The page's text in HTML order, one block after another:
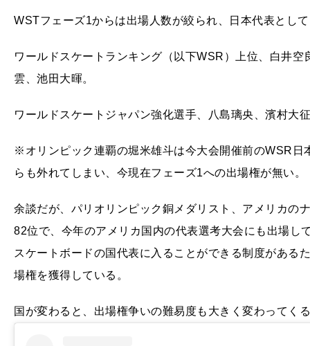
WSTフェーズ1からは出場人数が絞られ、日本代表とし
ワールドスケートランキング（以下WSR）上位、白井
雲、池田大暉。
ワールドスケートジャパン強化選手、八島璃央、濱村大
※オリンピック連覇の堀米雄斗は今大会開催前のWSR日
らも外れてしまい、今現在フェーズ1への出場権が無い。
余談だが、パリオリンピック銅メダリスト、アメリカの
82位で、今年のアメリカ国内の代表選考大会にも出場し
スケートボードの国代表に入ることができる制度がある
場権を獲得している。
国が変わると、出場権争いの難易度も大きく変わってく